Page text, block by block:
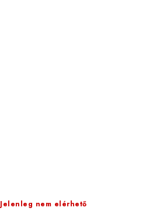
Jelenleg nem elérhető